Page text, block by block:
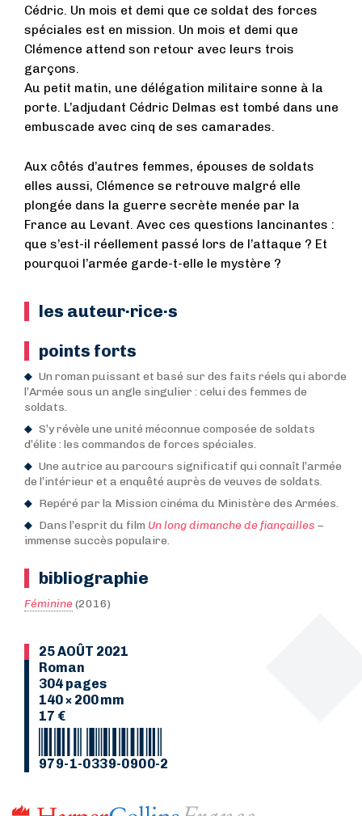
Cédric. Un mois et demi que ce soldat des forces
spéciales est en mission. Un mois et demi que
Clémence attend son retour avec leurs trois
garçons.
Au petit matin, une délégation militaire sonne à la
porte. L’adjudant Cédric Delmas est tombé dans une
embuscade avec cinq de ses camarades.
Aux côtés d’autres femmes, épouses de soldats
elles aussi, Clémence se retrouve malgré elle
plongée dans la guerre secrète menée par la
France au Levant. Avec ces questions lancinantes :
que s’est-il réellement passé lors de l’attaque ? Et
pourquoi l’armée garde-t-elle le mystère ?
les auteur·rice·s
points forts
Un roman puissant et basé sur des faits réels qui aborde
l’Armée sous un angle singulier : celui des femmes de
soldats.
S’y révèle une unité méconnue composée de soldats
d’élite : les commandos de forces spéciales.
Une autrice au parcours significatif qui connaît l’armée
de l’intérieur et a enquêté auprès de veuves de soldats.
Repéré par la Mission cinéma du Ministère des Armées.
Dans l’esprit du film Un long dimanche de fiançailles –
immense succès populaire.
bibliographie
Féminine(2016)
25 AOÛT 2021
Roman
304 pages
140 × 200 mm
17 €
979-1-0339-0900-2